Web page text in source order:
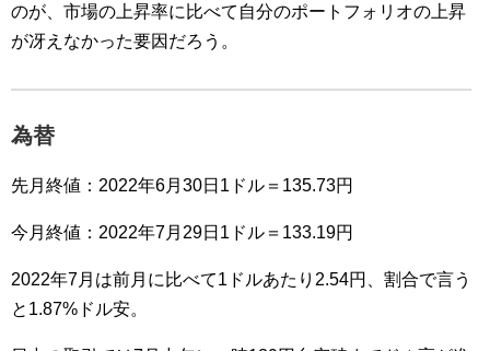
のが、市場の上昇率に比べて自分のポートフォリオの上昇
が冴えなかった要因だろう。
為替
先月終値：2022年6月30日1ドル＝135.73円
今月終値：2022年7月29日1ドル＝133.19円
2022年7月は前月に比べて1ドルあたり2.54円、割合で言う
と1.87%ドル安。